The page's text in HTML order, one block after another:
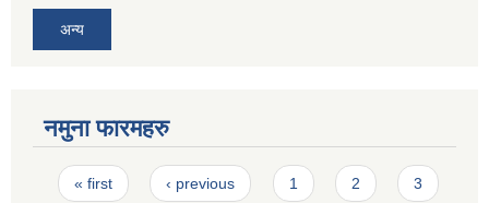
अन्य
नमुना फारमहरु
Pages
« first ‹ previous 1 2
3